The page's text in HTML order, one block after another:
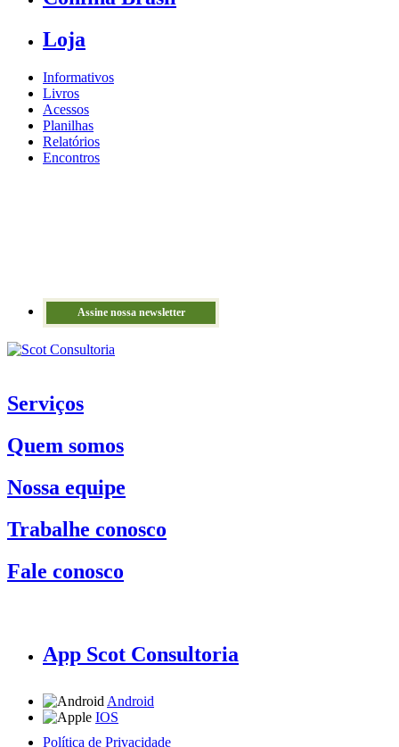
Loja
Informativos
Livros
Acessos
Planilhas
Relatórios
Encontros
Assine nossa newsletter
Serviços
Quem somos
Nossa equipe
Trabalhe conosco
Fale conosco
App Scot Consultoria
Android
IOS
Política de Privacidade